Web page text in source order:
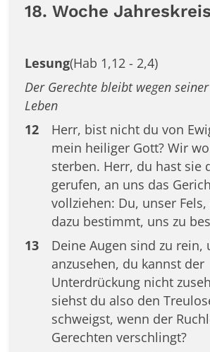
18. Woche Jahreskreis
Lesung(Hab 1,12 - 2,4)
Der Gerechte bleibt wegen
Leben
12
Herr, bist nicht du von
mein heiliger Gott? Wir
sterben. Herr, du hast sie
gerufen, an uns das
vollziehen: Du, unser
dazu bestimmt, uns zu
13
Deine Augen sind zu rein,
anzusehen, du kannst der
Unterdrückung nicht
siehst du also den
schweigst, wenn der
Gerechten verschlingt?